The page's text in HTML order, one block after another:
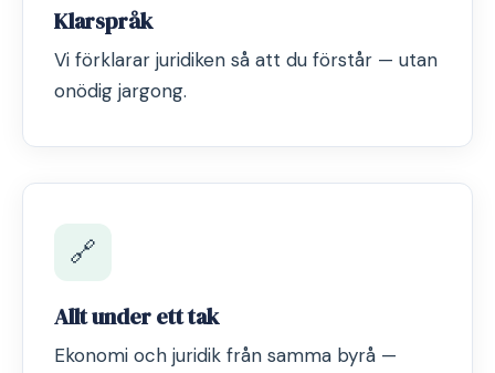
Klarspråk
Vi förklarar juridiken så att du förstår — utan
onödig jargong.
🔗
Allt under ett tak
Ekonomi och juridik från samma byrå —